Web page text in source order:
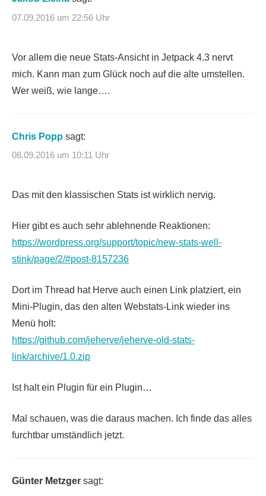
07.09.2016 um 22:56 Uhr
Vor allem die neue Stats-Ansicht in Jetpack 4.3 nervt
mich. Kann man zum Glück noch auf die alte umstellen.
Wer weiß, wie lange….
Chris Popp sagt:
08.09.2016 um 10:11 Uhr
Das mit den klassischen Stats ist wirklich nervig.
Hier gibt es auch sehr ablehnende Reaktionen:
https://wordpress.org/support/topic/new-stats-well-
stink/page/2/#post-8157236
Dort im Thread hat Herve auch einen Link platziert, ein
Mini-Plugin, das den alten Webstats-Link wieder ins
Menü holt:
https://github.com/jeherve/jeherve-old-stats-
link/archive/1.0.zip
Ist halt ein Plugin für ein Plugin…
Mal schauen, was die daraus machen. Ich finde das alles
furchtbar umständlich jetzt.
Günter Metzger sagt: